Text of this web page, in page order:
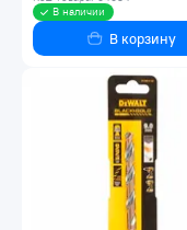
В наличии
В корзину